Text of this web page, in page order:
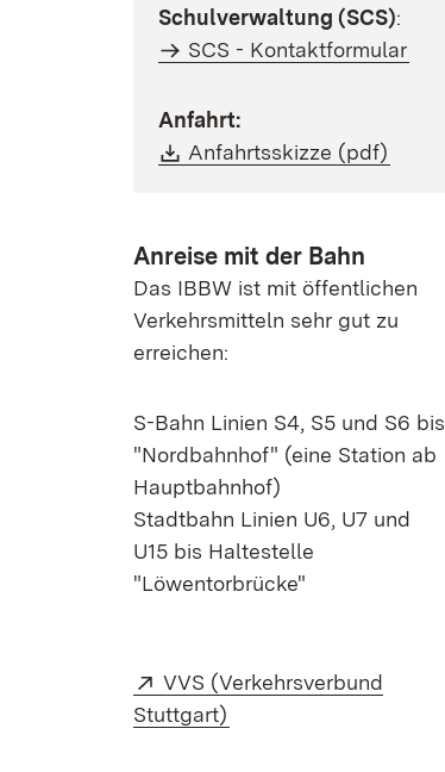
Schulverwaltung (SCS):
SCS - Kontaktformular
Anfahrt:
Download:
Anfahrtsskizze (pdf)
Anreise mit der Bahn
Das IBBW ist mit öffentlichen
Verkehrsmitteln sehr gut zu
erreichen:
S-Bahn Linien S4, S5 und S6 bis
"Nordbahnhof" (eine Station ab
Hauptbahnhof)
Stadtbahn Linien U6, U7 und
U15 bis Haltestelle
"Löwentorbrücke"
Extern:
VVS (Verkehrsverbund
Stuttgart)